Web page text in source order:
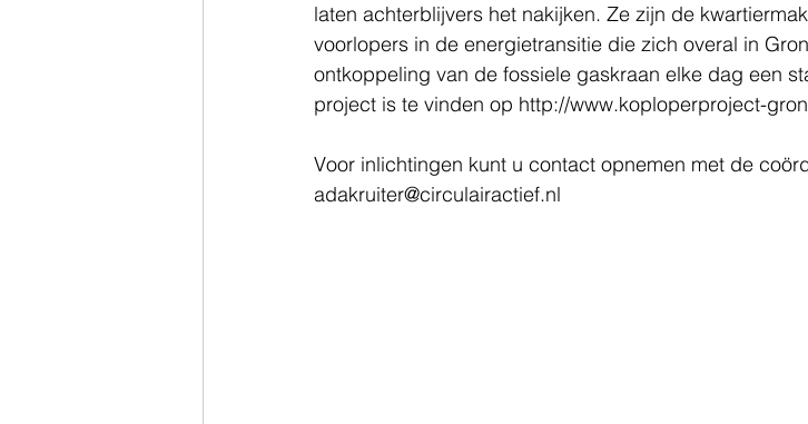
laten achterblijvers het nakijken. Ze zijn de
voorlopers in de energietransitie die zich overal in
ontkoppeling van de fossiele gaskraan elke dag een
project is te vinden op http://www.koploperproject-
Voor inlichtingen kunt u contact opnemen met de
adakruiter@circulairactief.nl